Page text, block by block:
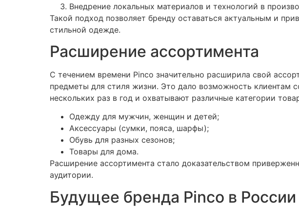
Внедрение локальных материалов и технологий в
Такой подход позволяет бренду оставаться актуальным и
стильной одежде.
Расширение ассортимента
С течением времени Pinco значительно расширила свой
предметы для стиля жизни. Это дало возможность клиентам
нескольких раз в год и охватывают различные категории
Одежду для мужчин, женщин и детей;
Аксессуары (сумки, пояса, шарфы);
Обувь для разных сезонов;
Товары для дома.
Расширение ассортимента стало доказательством
аудитории.
Будущее бренда Pinco в России